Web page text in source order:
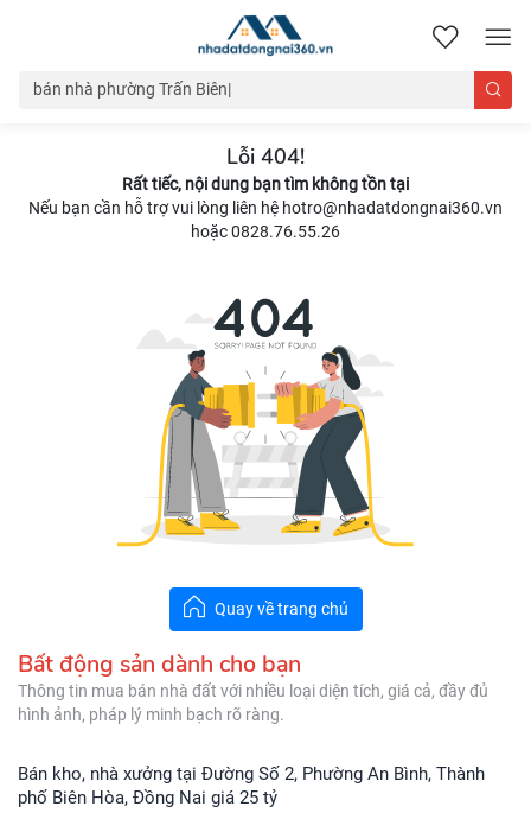
nhadatdongnai360.vn
Lỗi 404!
Rất tiếc, nội dung bạn tìm không tồn tại
Nếu bạn cần hỗ trợ vui lòng liên hệ hotro@nhadatdongnai360.vn
hoặc 0828.76.55.26
Quay về trang chủ
Bất động sản dành cho bạn
Thông tin mua bán nhà đất với nhiều loại diện tích, giá cả, đầy đủ
hình ảnh, pháp lý minh bạch rõ ràng.
Bán kho, nhà xưởng tại Đường Số 2, Phường An Bình, Thành
phố Biên Hòa, Đồng Nai giá 25 tỷ